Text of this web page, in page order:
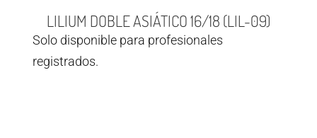
LILIUM DOBLE ASIÁTICO 16/18 (LIL-09)
Solo disponible para profesionales
registrados.